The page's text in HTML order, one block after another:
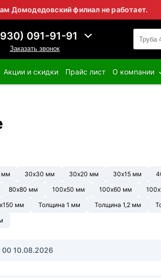
филиал не работает. ⚠
091-91-91
Заказать звонок
Акции и скидки Прайс лист О компании
мм 30х30 мм 30х20 мм 30х15 мм
80х80 мм 100х50 мм 100х60 мм
мм Толщина 1 мм Толщина 1,2 мм
00 10.08.2026